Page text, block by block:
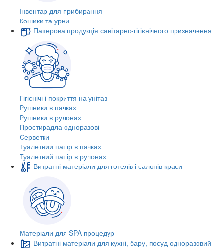
Інвентар для прибирання
Кошики та урни
Паперова продукція санітарно-гігієнічного призначення
Гігієнічні покриття на унітаз
Рушники в пачках
Рушники в рулонах
Простирадла одноразові
Серветки
Туалетний папір в пачках
Туалетний папір в рулонах
Витратні матеріали для готелів і салонів краси
Матеріали для SPA процедур
Витратні матеріали для кухні, бару, посуд одноразовий